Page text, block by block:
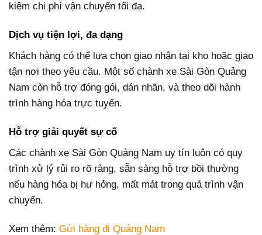
kiệm chi phí vận chuyển tối đa.
Dịch vụ tiện lợi, đa dạng
Khách hàng có thể lựa chọn giao nhận tại kho hoặc giao
tận nơi theo yêu cầu. Một số chành xe Sài Gòn Quảng
Nam còn hỗ trợ đóng gói, dán nhãn, và theo dõi hành
trình hàng hóa trực tuyến.
Hỗ trợ giải quyết sự cố
Các chành xe Sài Gòn Quảng Nam uy tín luôn có quy
trình xử lý rủi ro rõ ràng, sẵn sàng hỗ trợ bồi thường
nếu hàng hóa bị hư hỏng, mất mát trong quá trình vận
chuyển.
Xem thêm: Gửi hàng đi Quảng Nam